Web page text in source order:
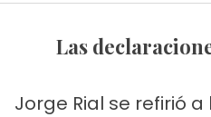
Las
Jorge Rial se refirió